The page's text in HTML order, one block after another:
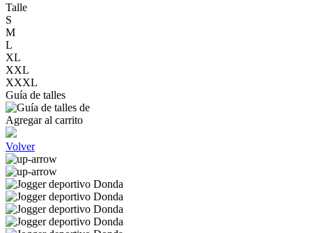
Talle
S
M
L
XL
XXL
XXXL
Guía de talles
Agregar al carrito
Volver